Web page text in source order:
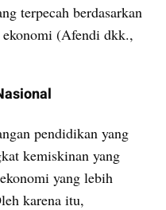
terpecah berdasarkan
(Afendi dkk.,
pendidikan yang
kemiskinan yang
yang lebih
karena itu,